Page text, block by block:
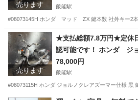
売ります 飯能駅
#08073145H ホンダ マッド ZX 鍵本数 社外キー2
埼玉 飯能市 飯能駅 ホンダ フォー
売ります
★支払総額7.8万円★定休
認可能です！ ホンダ ジ
様 黒 AF54 ズーマー仕様
新品！ カスタムベースに♪
78,000円
飯能駅
#08073115H ホンダ ジョルノクレアズーマー仕様